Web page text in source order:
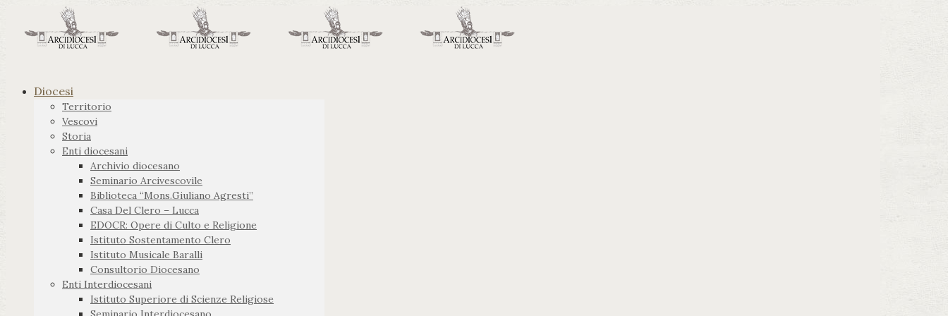
Diocesi
Territorio
Vescovi
Storia
Enti diocesani
Archivio diocesano
Seminario Arcivescovile
Biblioteca “Mons.Giuliano Agresti”
Casa Del Clero – Lucca
EDOCR: Opere di Culto e Religione
Istituto Sostentamento Clero
Istituto Musicale Baralli
Consultorio Diocesano
Enti Interdiocesani
Istituto Superiore di Scienze Religiose